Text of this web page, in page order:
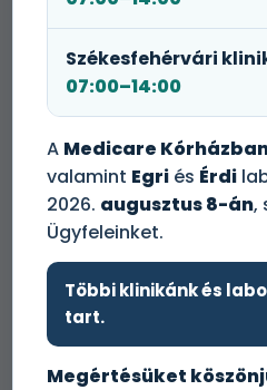
Mit mutat a
A laborvizsgálat a
jelenlétét, valamint annak
Milyen esetben
elvégzése?
Az anti-TG vizsgálatot
eredetű pajzsmirigy
daganat nyomon
elvégezni.
Székesfehérvári
07:00–14:00
A Medicare
valamint Egri és Érdi
2026. augusztus 8-án,
Ügyfeleinket.
Többi klinikánk és
tart.
Megértésüket